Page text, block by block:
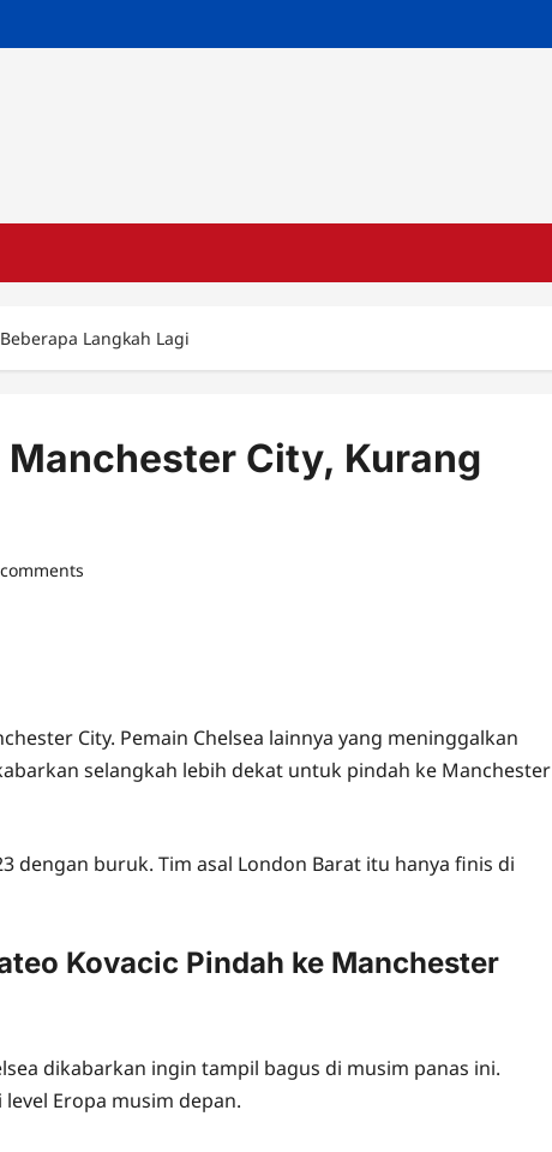
Langkah Lagi
City, Kurang
City. Pemain Chelsea lainnya yang meninggalkan
selangkah lebih dekat untuk pindah ke Manchester
dengan buruk. Tim asal London Barat itu hanya finis di
Kovacic Pindah ke Manchester
dikabarkan ingin tampil bagus di musim panas ini.
Eropa musim depan.